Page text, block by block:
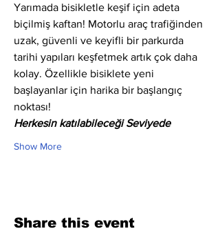
Yarımada bisikletle keşif için adeta
biçilmiş kaftan! Motorlu araç trafiğinden
uzak, güvenli ve keyifli bir parkurda
tarihi yapıları keşfetmek artık çok daha
kolay. Özellikle bisiklete yeni
başlayanlar için harika bir başlangıç
noktası!
Herkesin katılabileceği Seviyede
Show More
Share this event